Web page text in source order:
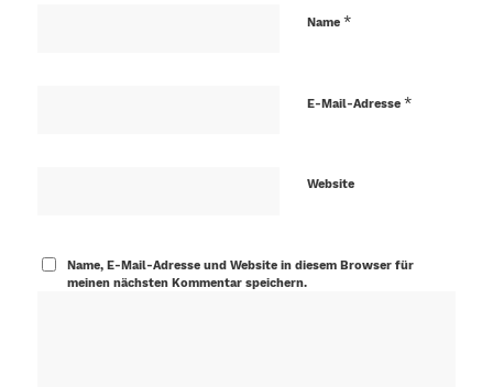
Name *
E-Mail-Adresse *
Website
Name, E-Mail-Adresse und Website in diesem Browser für
meinen nächsten Kommentar speichern.